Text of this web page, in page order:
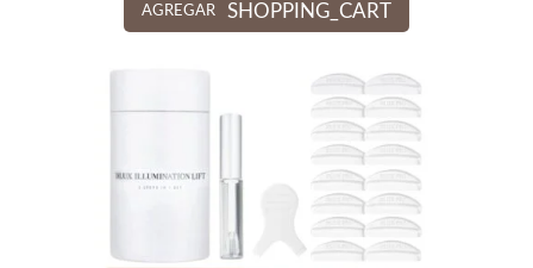
AGREGAR SHOPPING_CART